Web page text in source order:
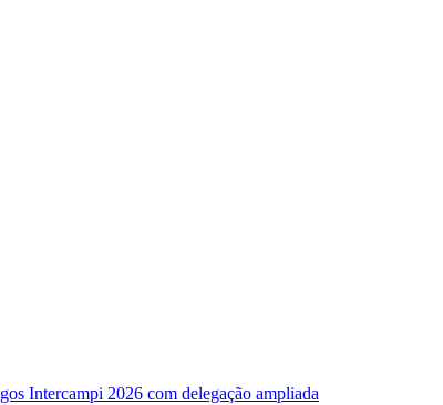
Intercampi 2026 com delegação ampliada